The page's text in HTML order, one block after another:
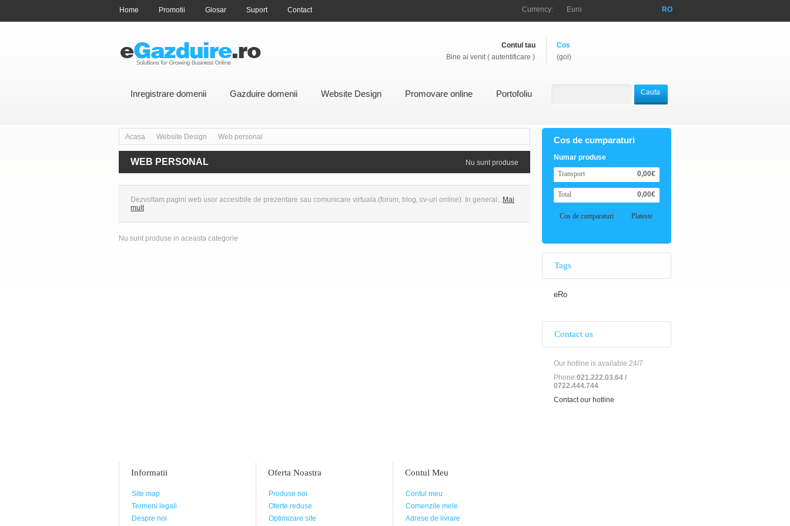
RO
Currency: Euro
Cauta
Cos
(gol)
Contul tau
Bine ai venit( autentificare )
Home Promotii Glosar Suport Contact
Inregistrare domenii Gazduire domenii Website Design Promovare online Portofoliu
Acasa
>
Website Design
>
Web personal
WEB PERSONAL Nu sunt produse
Dezvoltam pagini web usor accesibile de prezentare sau comunicare virtuala (forum, blog, cv-uri online). In general... Mai
mult
Nu sunt produse in aceasta categorie
Cos de cumparaturi
Numar produse
0,00€
Transport
0,00€
Total
Cos de cumparaturi Plateste
Tags
eRo
Contact us
Our hotline is available 24/7
Phone:021.222.03.64 /
0722.444.744
Contact our hotline
Informatii
Site map
Termeni legali
Despre noi
Oferta Noastra
Produse noi
Oferte reduse
Optimizare site
Contul Meu
Contul meu
Comenzile mele
Adrese de livrare